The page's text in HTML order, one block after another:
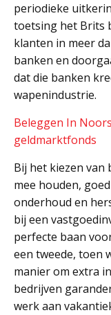
periodieke
toetsing het Brits
klanten in meer
banken en
dat die banken
wapenindustrie.
Beleggen In
geldmarktfonds
Bij het kiezen
mee houden,
onderhoud en
bij een
perfecte baan
een tweede, toen
manier om extra
bedrijven
werk aan